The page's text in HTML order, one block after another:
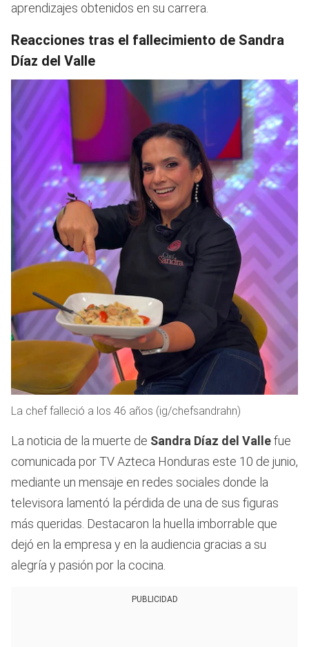
aprendizajes obtenidos en su carrera.
Reacciones tras el fallecimiento de Sandra
Díaz del Valle
La chef falleció a los 46 años (ig/chefsandrahn)
La noticia de la muerte de Sandra Díaz del Vallefue
comunicada por TV Azteca Honduras este 10 de junio,
mediante un mensaje en redes sociales donde la
televisora lamentó la pérdida de una de sus figuras
más queridas. Destacaron la huella imborrable que
dejó en la empresa y en la audiencia gracias a su
alegría y pasión por la cocina.
PUBLICIDAD